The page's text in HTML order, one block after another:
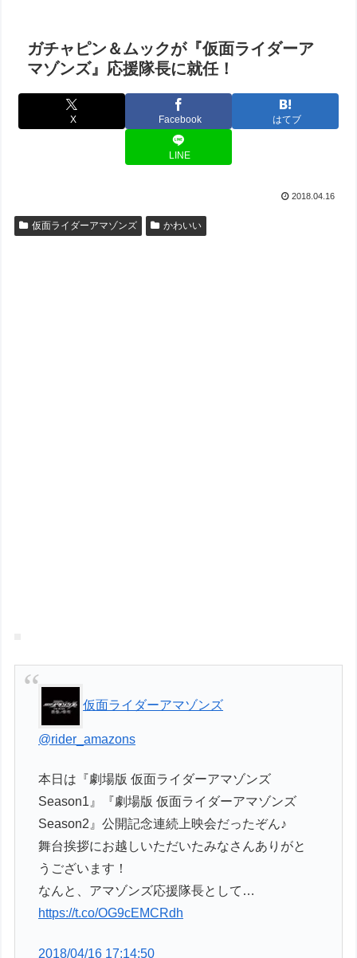
ガチャピン＆ムックが『仮面ライダーア
マゾンズ』応援隊長に就任！
X Facebook はてブ
LINE
2018.04.16
仮面ライダーアマゾンズ かわいい
仮面ライダーアマゾンズ
@rider_amazons
本日は『劇場版 仮面ライダーアマゾンズ
Season1』『劇場版 仮面ライダーアマゾンズ
Season2』公開記念連続上映会だったぞん♪
舞台挨拶にお越しいただいたみなさんありがと
うございます！
なんと、アマゾンズ応援隊長として…
https://t.co/OG9cEMCRdh
2018/04/16 17:14:50